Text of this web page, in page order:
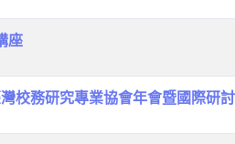
座
校務研究專業協會年會暨國際研